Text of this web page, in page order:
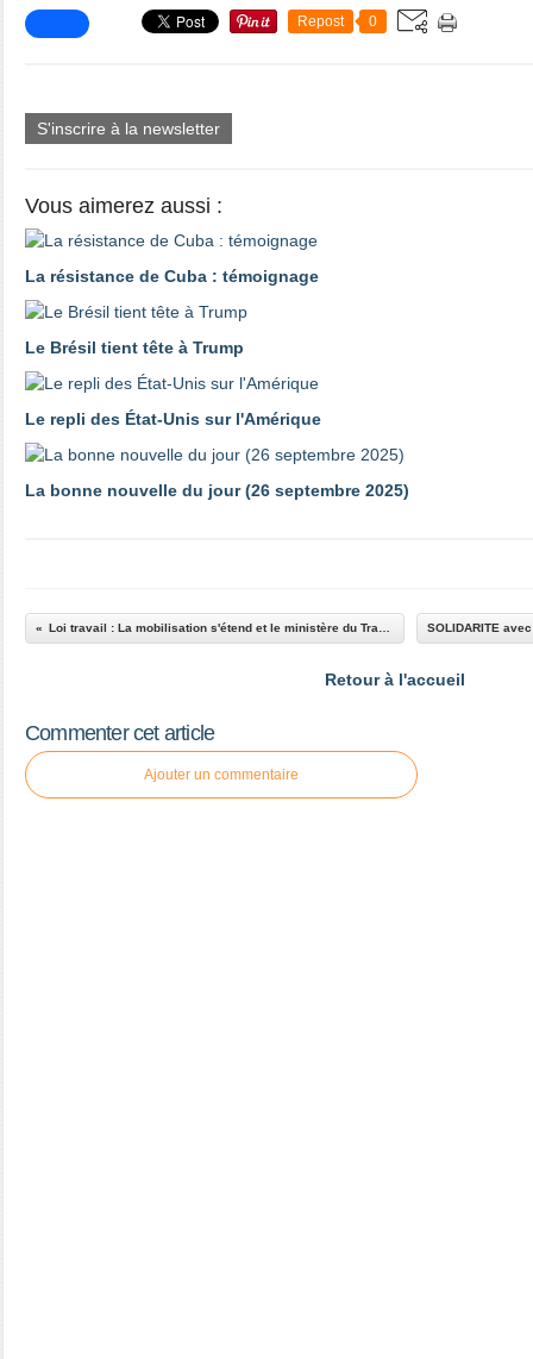
Repost 0
S'inscrire à la newsletter
Vous aimerez aussi :
La résistance de Cuba : témoignage
Le Brésil tient tête à Trump
Le repli des État-Unis sur l'Amérique
La bonne nouvelle du jour (26 septembre 2025)
Retour à l'accueil
Commenter cet article
Ajouter un commentaire